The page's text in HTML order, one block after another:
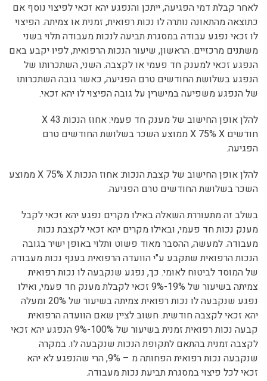
לאחר קבלת דמי הפגיעה, ייתכן והנפגע יהא זכאי לפיצוי נוסף אם
כתוצאה מהתאונה נותרה לו נכות רפואית, זמנית או צמיתה. הפיצוי
לו זכאי נפגע עבודה במסגרת תביעה לנכות מעבודה תלוי בשני
משתנים מרכזיים. הראשון, שיעור הנכות הרפואית, לפיו יקבע באם
הנפגע זכאי למענק חד פעמי או לקצבה. השני, השתכרותו של
הנפגע בשלושת החודשים טרם הפגיעה, כאשר גובה השתכרותו
של הנפגע משפיעה במישרין על גובה הפיצוי לו יהא זכאי.
להלן אופן החישוב של מענק חד פעמי: אחוז הנכות 43 X
חודשים X 75% X ממוצע השכר בשלושת החודשים טרם
הפגיעה.
להלן אופן החישוב של קצבת הנכות: אחוז הנכות X 75% X ממוצע
השכר בשלושת החודשים טרם הפגיעה.
בשלב זה מתעוררת השאלה באילו מקרים נפגע יהא זכאי לקבל
מענק נכות חד פעמי, ובאילו מקרים יהא זכאי לקצבת נכות
מעבודה. למעשה, ההסבר מאוד פשוט ותלוי באופן ישיר בגובה
הנכות הרפואית שתקבע ע"י הוועדה הרפואית בענף נכות מעבודה
של המוסד לביטוח לאומי. כך, נפגע שנקבעה לו נכות רפואית
צמיתה בשיעור של 19%-9% זכאי לקבלת מענק חד פעמי, ואילו
נפגע שנקבעה לו נכות רפואית צמיתה בשיעור של 20% ומעלה
יהא זכאי לקצבה חודשית. חשוב לציין שאם הוועדה הרפואית
קבעה נכות רפואית זמנית בשיעור של 100%-9% הנפגע יהא זכאי
לקצבה זמנית בהתאם לתקופת הנכות שנקבעה לו. במקרה
שנקבעה נכות רפואית הפחותה מ – 9%, הרי שהנפגע לא יהא
זכאי לכל פיצוי במסגרת תביעת נכות מעבודה.